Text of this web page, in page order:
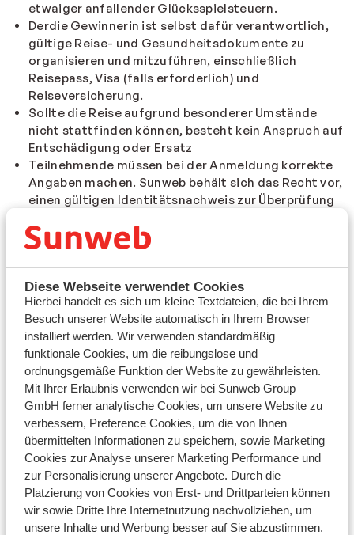
Diese Webseite verwendet Cookies
Hierbei handelt es sich um kleine Textdateien, die bei Ihrem
Besuch unserer Website automatisch in Ihrem Browser
installiert werden. Wir verwenden standardmäßig
funktionale Cookies, um die reibungslose und
ordnungsgemäße Funktion der Website zu gewährleisten.
Mit Ihrer Erlaubnis verwenden wir bei Sunweb Group
GmbH ferner analytische Cookies, um unsere Website zu
verbessern, Preference Cookies, um die von Ihnen
übermittelten Informationen zu speichern, sowie Marketing
Cookies zur Analyse unserer Marketing Performance und
zur Personalisierung unserer Angebote. Durch die
Platzierung von Cookies von Erst- und Drittparteien können
wir sowie Dritte Ihre Internetnutzung nachvollziehen, um
unsere Inhalte und Werbung besser auf Sie abzustimmen.
etwaiger anfallender Glücksspielsteuern.
Derdie Gewinnerin ist selbst dafür verantwortlich,
gültige Reise- und Gesundheitsdokumente zu
organisieren und mitzuführen, einschließlich
Reisepass, Visa (falls erforderlich) und
Reiseversicherung.
Sollte die Reise aufgrund besonderer Umstände
nicht stattfinden können, besteht kein Anspruch auf
Entschädigung oder Ersatz
Teilnehmende müssen bei der Anmeldung korrekte
Angaben machen. Sunweb behält sich das Recht vor,
einen gültigen Identitätsnachweis zur Überprüfung
Sunweb behält sich das Recht vor, Teilnehmende
jederzeit von der Aktion oder vom Gewinn
auszuschließen, wenn davon ausgegangen wird,
dass eine oder mehrere Teilnahmebedingungen
verletzt wurden, unrichtige oder unvollständige
Angaben gemacht wurden oder auf andere Weise
rechtswidrig gehandelt wurde.
Diese Teilnahmebedingungen sowie das Ergebnis
sind nicht verhandelbar.
Druck-, Schreib-, Satz- oder ähnliche Fehler können
nicht geltend gemacht werden und begründen
keinerlei Verpflichtung seitens Sunweb.
Haftung und Datenschutz:
Sunweb übernimmt keine Haftung für Schäden, die
sich aus der Teilnahme oder in Verbindung mit der